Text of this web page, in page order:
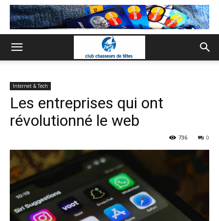
Internet & Tech
Les entreprises qui ont
révolutionné le web
0
736